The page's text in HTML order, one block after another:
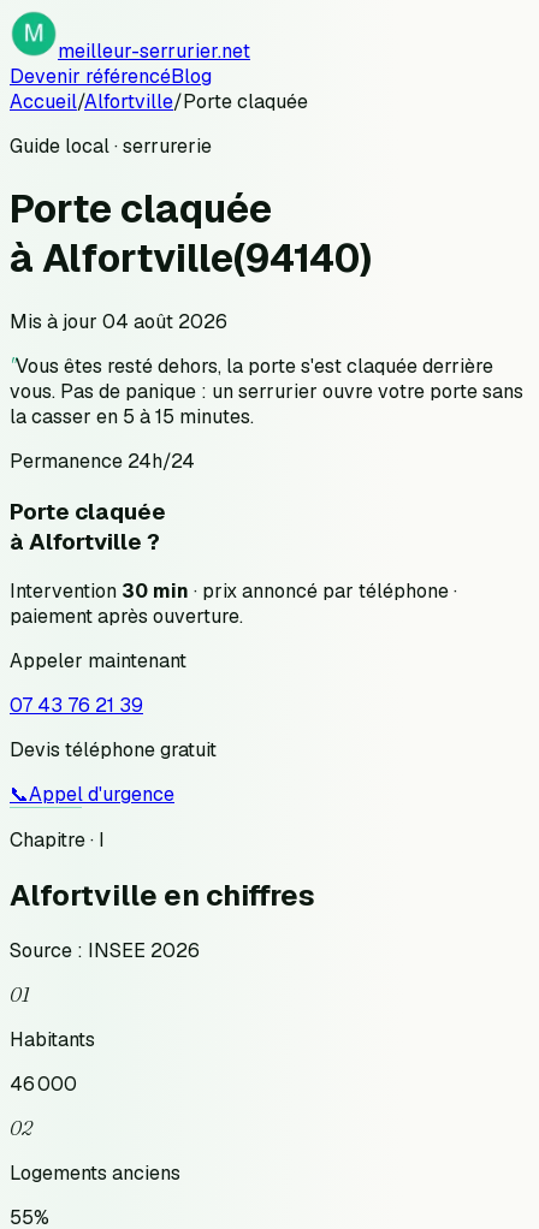
meilleur-serrurier.net
Devenir référencéBlog
Accueil/Alfortville/Porte claquée
Guide local · serrurerie
Porte claquée
àAlfortville(94140)
Mis à jour 04 août 2026
"Vous êtes resté dehors, la porte s'est claquée derrière
vous. Pas de panique : un serrurier ouvre votre porte sans
la casser en 5 à 15 minutes.
Permanence 24h/24
Porte claquée
à Alfortville ?
Intervention 30 min · prix annoncé par téléphone·
paiement après ouverture.
Appeler maintenant
07 43 76 21 39
Devis téléphone gratuit
📞Appel d'urgence
Chapitre · I
Alfortville en chiffres
Source : INSEE 2026
01
Habitants
46 000
02
Logements anciens
55%